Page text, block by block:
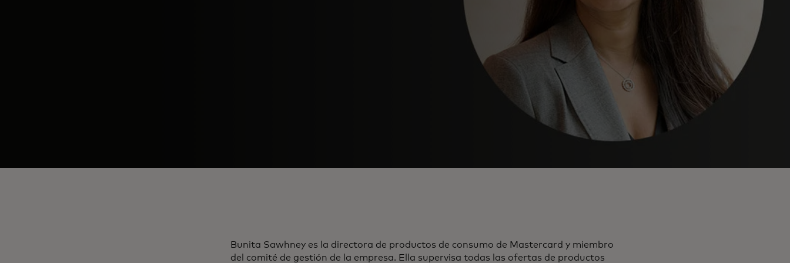
Bunita Sawhney es la directora de productos de consumo de Mastercard y miembro
del comité de gestión de la empresa. Ella supervisa todas las ofertas de productos